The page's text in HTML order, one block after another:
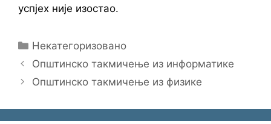
успјех није изостао.
Categories
Некатегоризовано
Општинско такмичење из информатике
Општинско такмичење из физике